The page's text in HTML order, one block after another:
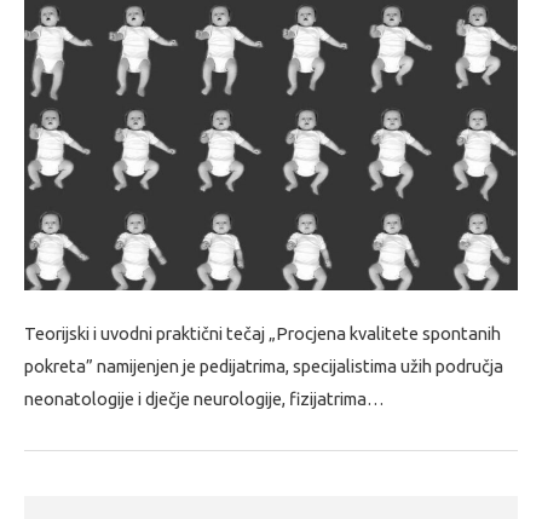
Teorijski i uvodni praktični tečaj „Procjena kvalitete spontanih
pokreta” namijenjen je pedijatrima, specijalistima užih područja
neonatologije i dječje neurologije, fizijatrima…